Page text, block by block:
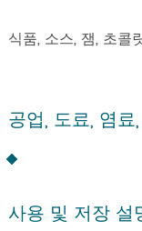
식품, 소스, 잼, 초콜
공업, 도료, 염
사용 및 저장 설